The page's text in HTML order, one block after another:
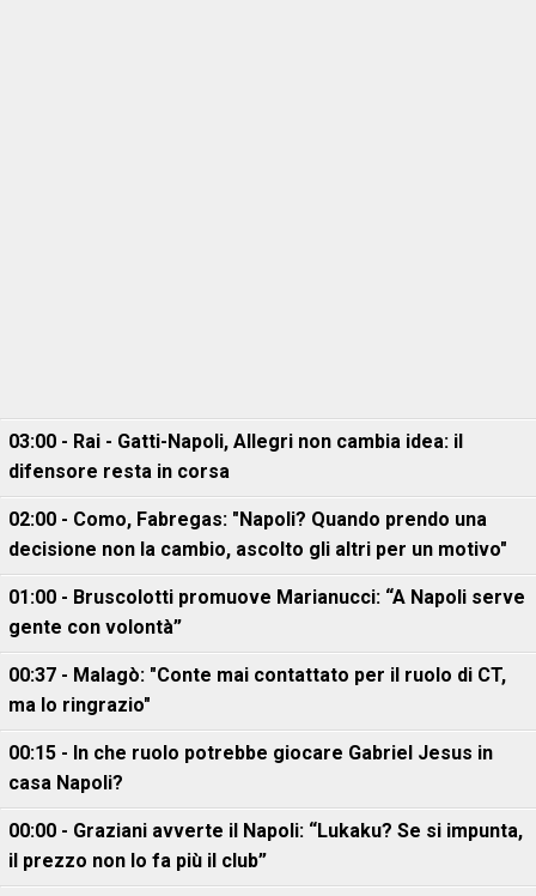
03:00 - Rai - Gatti-Napoli, Allegri non cambia idea: il
difensore resta in corsa
02:00 - Como, Fabregas: "Napoli? Quando prendo una
decisione non la cambio, ascolto gli altri per un motivo"
01:00 - Bruscolotti promuove Marianucci: “A Napoli serve
gente con volontà”
00:37 - Malagò: "Conte mai contattato per il ruolo di CT,
ma lo ringrazio"
00:15 - In che ruolo potrebbe giocare Gabriel Jesus in
casa Napoli?
00:00 - Graziani avverte il Napoli: “Lukaku? Se si impunta,
il prezzo non lo fa più il club”